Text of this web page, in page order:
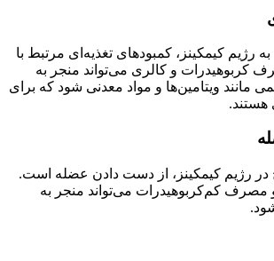
به رژیم کیمکینز، کمبودهای تغذیه‌ای مرتبط با
و کالری می‌تواند منجر به
مانند ویتامین‌ها و مواد معدنی شود که برای
در رژیم کیمکینز، از دست دادن عضله است.
کم‌کربوهیدرات می‌تواند منجر به